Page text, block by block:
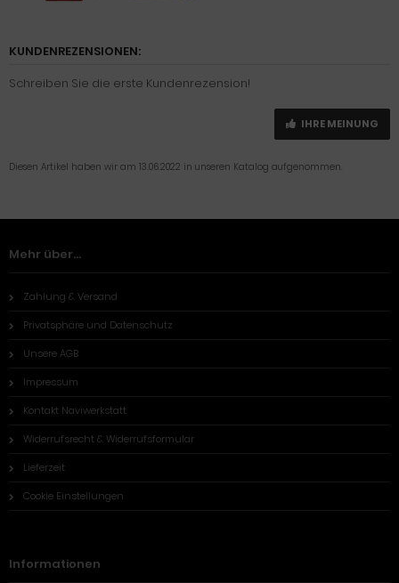
KUNDENREZENSIONEN:
Schreiben Sie die erste Kundenrezension!
IHRE MEINUNG
Diesen Artikel haben wir am 13.06.2022 in unseren Katalog aufgenommen.
Mehr über...
Zahlung & Versand
Privatsphäre und Datenschutz
Unsere AGB
Impressum
Kontakt Naviwerkstatt
Widerrufsrecht & Widerrufsformular
Lieferzeit
Cookie Einstellungen
Informationen